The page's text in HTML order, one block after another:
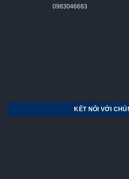
0983046683
KẾT NỐI VỚI